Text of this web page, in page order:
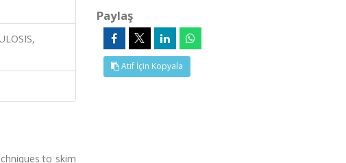
to skim
Paylaş
Atıf İçin Kopyala